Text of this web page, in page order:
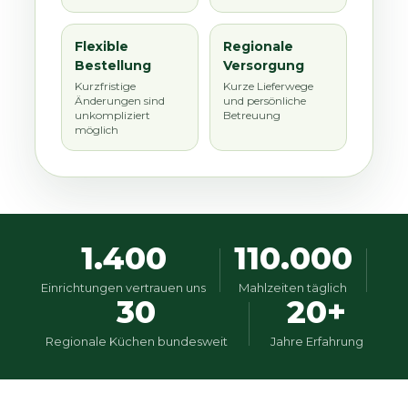
Flexible
Bestellung
Kurzfristige
Änderungen sind
unkompliziert
möglich
Regionale
Versorgung
Kurze Lieferwege
und persönliche
Betreuung
1.400
Einrichtungen vertrauen uns
110.000
Mahlzeiten täglich
30
Regionale Küchen bundesweit
20+
Jahre Erfahrung